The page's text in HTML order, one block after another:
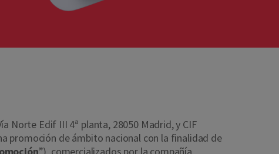
Norte Edif III 4ª planta, 28050 Madrid, y CIF
promoción de ámbito nacional con la finalidad de